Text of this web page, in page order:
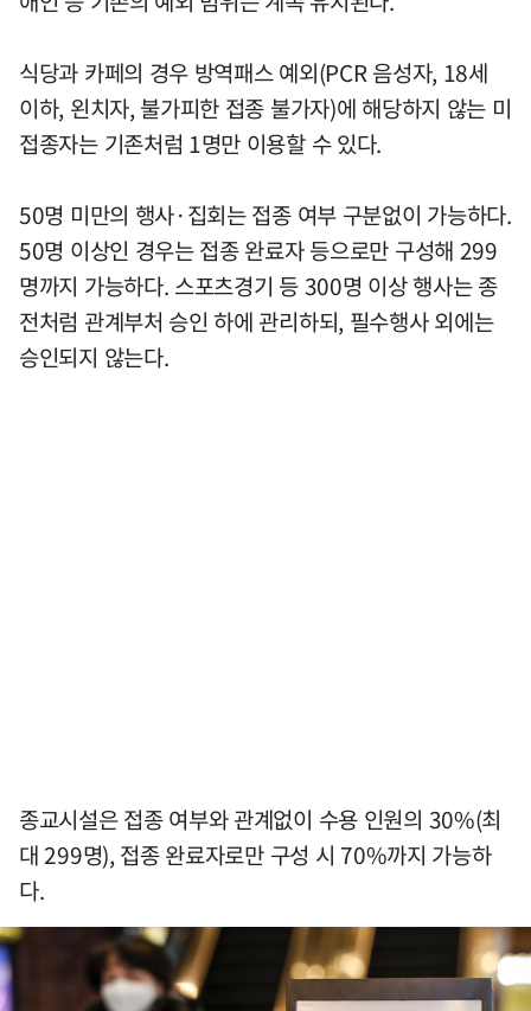
식당과 카페의 경우 방역패스 예외(PCR 음성자, 18세
이하, 왼치자, 불가피한 접종 불가자)에 해당하지 않는 미
접종자는 기존처럼 1명만 이용할 수 있다.
50명 미만의 행사·집회는 접종 여부 구분없이 가능하다.
50명 이상인 경우는 접종 완료자 등으로만 구성해 299
명까지 가능하다. 스포츠경기 등 300명 이상 행사는 종
전처럼 관계부처 승인 하에 관리하되, 필수행사 외에는
승인되지 않는다.
종교시설은 접종 여부와 관계없이 수용 인원의 30%(최
대 299명), 접종 완료자로만 구성 시 70%까지 가능하
다.